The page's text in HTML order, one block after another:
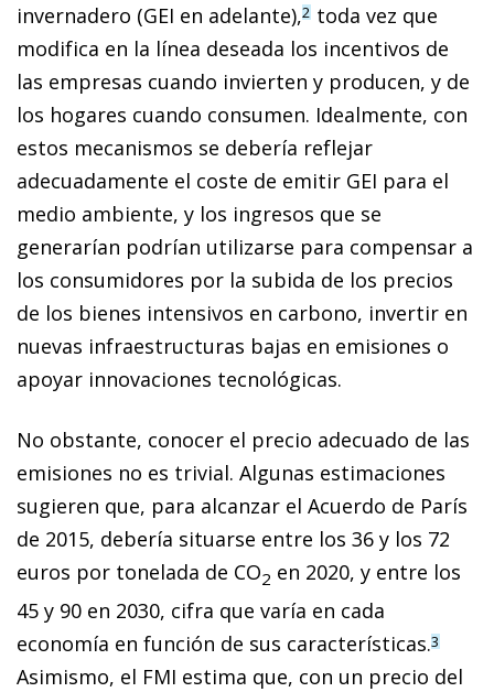
invernadero (GEI en adelante),2 toda vez que
modifica en la línea deseada los incentivos de
las empresas cuando invierten y producen, y de
los hogares cuando consumen. Idealmente, con
estos mecanismos se debería reflejar
adecuadamente el coste de emitir GEI para el
medio ambiente, y los ingresos que se
generarían podrían utilizarse para compensar a
los consumidores por la subida de los precios
de los bienes intensivos en carbono, invertir en
nuevas infraestructuras bajas en emisiones o
apoyar innovaciones tecnológicas.
No obstante, conocer el precio adecuado de las
emisiones no es trivial. Algunas estimaciones
sugieren que, para alcanzar el Acuerdo de París
de 2015, debería situarse entre los 36 y los 72
euros por tonelada de CO2 en 2020, y entre los
45 y 90 en 2030, cifra que varía en cada
economía en función de sus características.3
Asimismo, el FMI estima que, con un precio del